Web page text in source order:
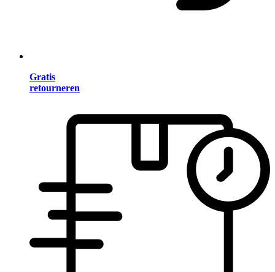
Gratis
retourneren